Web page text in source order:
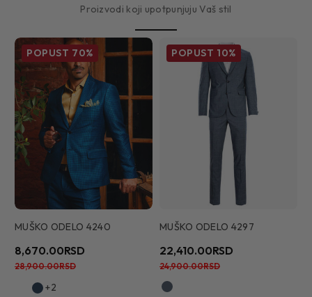
Proizvodi koji upotpunjuju Vaš stil
POPUST 70%
MUŠKO ODELO 4240
8,670.00RSD
28,900.00RSD
+2
POPUST 10%
MUŠKO ODELO 4297
22,410.00RSD
24,900.00RSD